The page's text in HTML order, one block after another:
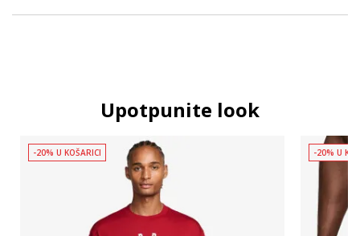
Upotpunite look
-20% U KOŠARICI -20% U